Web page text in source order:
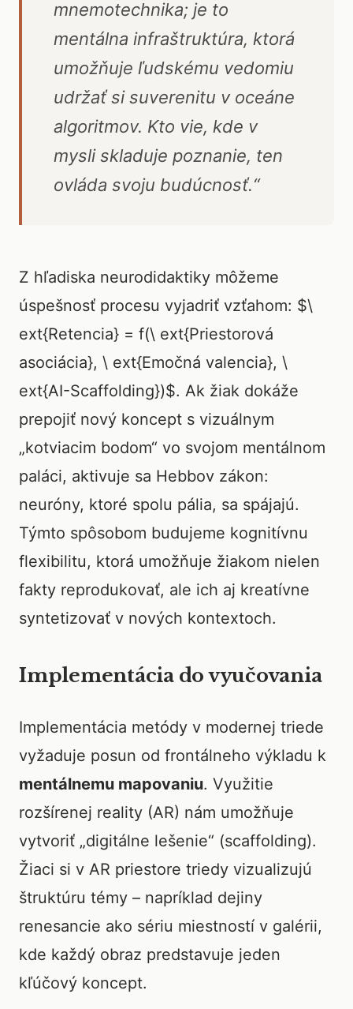
mnemotechnika; je to
mentálna infraštruktúra, ktorá
umožňuje ľudskému vedomiu
udržať si suverenitu v oceáne
algoritmov. Kto vie, kde v
mysli skladuje poznanie, ten
ovláda svoju budúcnosť.“
Z hľadiska neurodidaktiky môžeme
úspešnosť procesu vyjadriť vzťahom: $\
ext{Retencia} = f(\ ext{Priestorová
asociácia}, \ ext{Emočná valencia}, \
ext{AI-Scaffolding})$. Ak žiak dokáže
prepojiť nový koncept s vizuálnym
„kotviacim bodom“ vo svojom mentálnom
paláci, aktivuje sa Hebbov zákon:
neuróny, ktoré spolu pália, sa spájajú.
Týmto spôsobom budujeme kognitívnu
flexibilitu, ktorá umožňuje žiakom nielen
fakty reprodukovať, ale ich aj kreatívne
syntetizovať v nových kontextoch.
Implementácia do vyučovania
Implementácia metódy v modernej triede
vyžaduje posun od frontálneho výkladu k
mentálnemu mapovaniu. Využitie
rozšírenej reality (AR) nám umožňuje
vytvoriť „digitálne lešenie“ (scaffolding).
Žiaci si v AR priestore triedy vizualizujú
štruktúru témy – napríklad dejiny
renesancie ako sériu miestností v galérii,
kde každý obraz predstavuje jeden
kľúčový koncept.